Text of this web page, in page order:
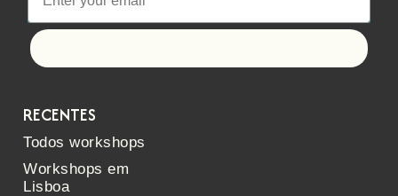
RECENTES
Todos workshops
Workshops em
Lisboa